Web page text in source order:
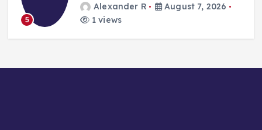
5
Alexander R
August 7, 2026
1 views